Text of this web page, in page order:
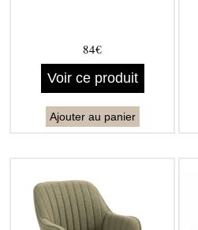
84€
Voir ce produit
Ajouter au panier